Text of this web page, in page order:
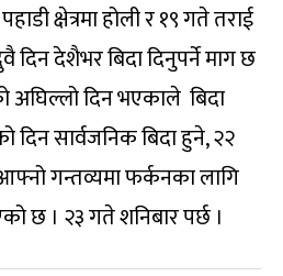
क्षेत्रमा होली र १९ गते तराई
दिन देशैभर बिदा दिनुपर्ने माग छ
अघिल्लो दिन भएकाले बिदा
दिन सार्वजनिक बिदा हुने, २२
गन्तव्यमा फर्कनका लागि
छ । २३ गते शनिबार पर्छ ।